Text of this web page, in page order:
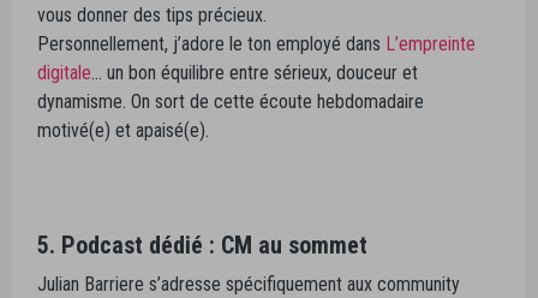
vous donner des tips précieux.
Personnellement, j’adore le ton employé dans L’empreinte
digitale… un bon équilibre entre sérieux, douceur et
dynamisme. On sort de cette écoute hebdomadaire
motivé(e) et apaisé(e).
5. Podcast dédié : CM au sommet
Julian Barriere s’adresse spécifiquement aux community